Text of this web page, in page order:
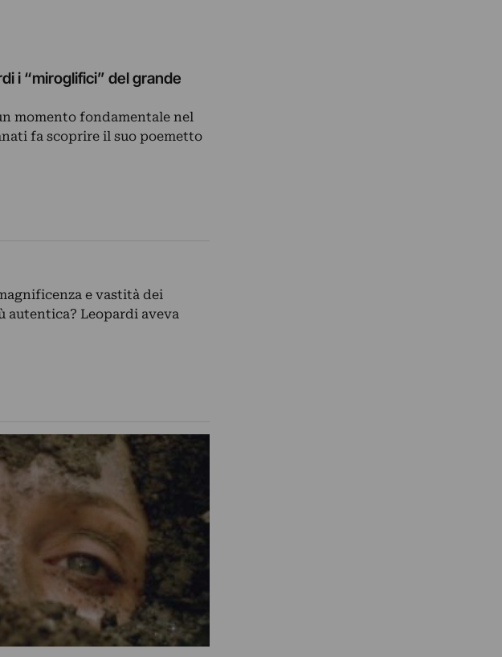
i “miroglifici” del grande
momento fondamentale nel
fa scoprire il suo poemetto
e vastità dei
autentica? Leopardi aveva